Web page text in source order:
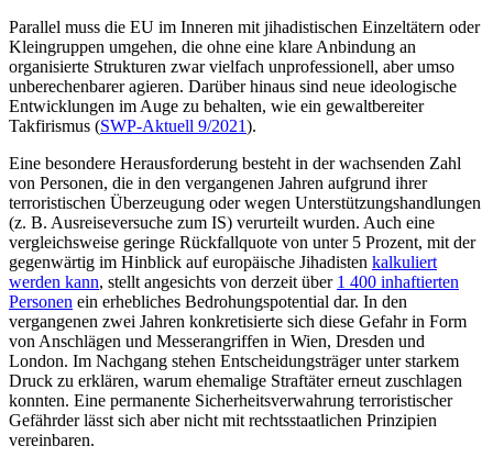
Parallel muss die EU im Inneren mit jiha­distischen Einzeltätern oder
Kleingruppen umgehen, die ohne eine klare Anbindung an
organisierte Strukturen zwar vielfach un­professionell, aber umso
unberechenbarer agieren. Darüber hinaus sind neue ideolo­gische
Entwicklungen im Auge zu behalten, wie ein gewaltbereiter
Takfirismus (SWP-Aktuell 9/2021).
Eine besondere Herausforderung besteht in der wachsenden Zahl
von Personen, die in den vergangenen Jahren aufgrund ihrer
terroristischen Überzeugung oder wegen Unterstützungshandlungen
(z. B. Ausreise­versuche zum IS) verurteilt wurden. Auch eine
vergleichsweise geringe Rückfallquote von unter 5 Prozent, mit der
gegenwärtig im Hinblick auf europäische Jihadisten kal­kuliert
werden kann, stellt angesichts von derzeit über 1 400 inhaftierten
Personen ein erhebliches Bedrohungspotential dar. In den
vergangenen zwei Jahren konkretisierte sich diese Gefahr in Form
von Anschlägen und Messerangriffen in Wien, Dresden und
London. Im Nachgang stehen Entscheidungs­träger unter starkem
Druck zu erklären, warum ehemalige Straftäter erneut zuschla­gen
konnten. Eine permanente Sicherheitsverwahrung terroristischer
Gefährder lässt sich aber nicht mit rechtsstaatlichen Prin­zipien
vereinbaren.